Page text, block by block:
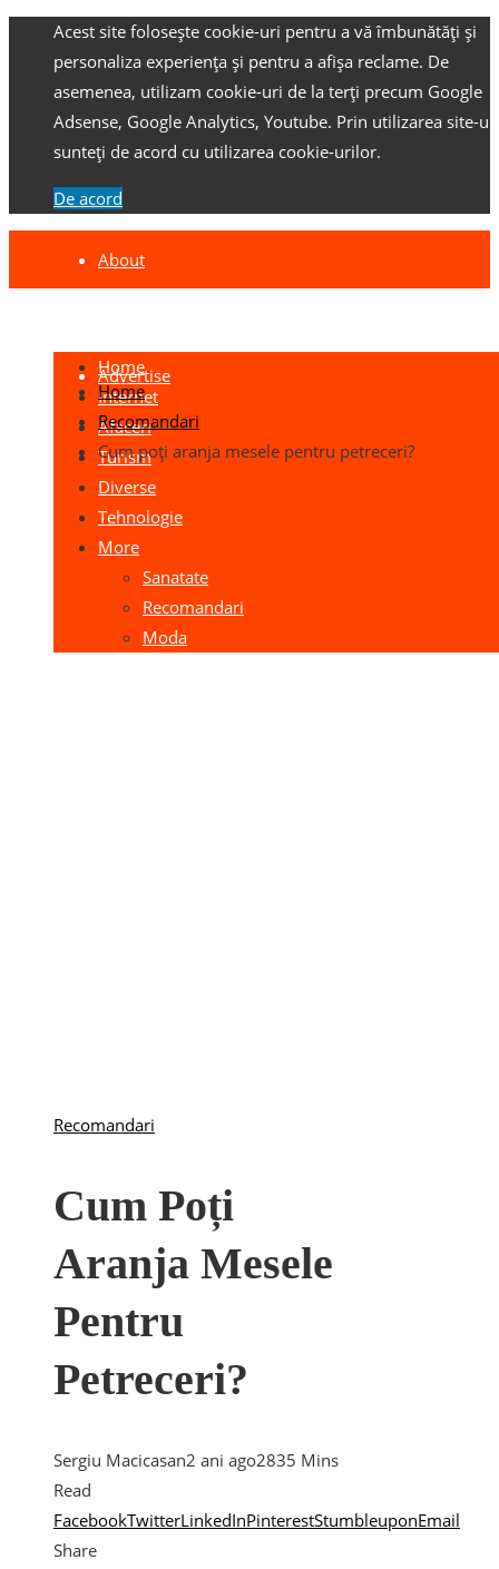
Acest site folosește cookie-uri pentru a vă îmbunătăți și
personaliza experiența și pentru a afișa reclame. De
asemenea, utilizam cookie-uri de la terți precum Google
Adsense, Google Analytics, Youtube. Prin utilizarea site-
sunteți de acord cu utilizarea cookie-urilor.
De acord
About
Advertise
Home
Internet
Afaceri
Turism
Diverse
Tehnologie
More
Sanatate
Recomandari
Moda
Home
Recomandari
Cum poți aranja mesele pentru petreceri?
Recomandari
Cum Poți
Aranja Mesele
Pentru
Petreceri?
Sergiu Macicasan2 ani ago2835 Mins
Read
FacebookTwitterLinkedInPinterestStumbleuponEmail
Share